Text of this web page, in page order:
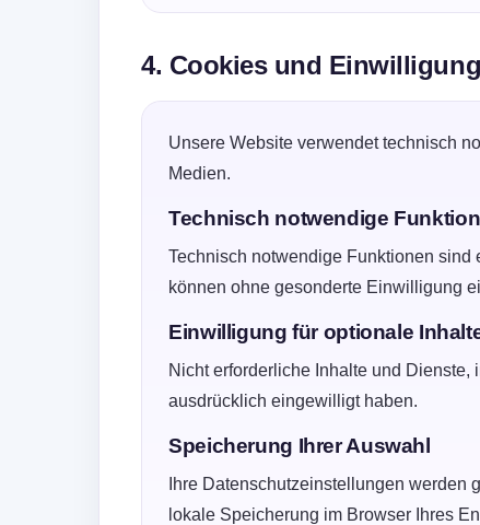
4. Cookies und
Unsere Website verwendet technisch
Medien.
Technisch notwendige
Technisch notwendige Funktionen sind
können ohne gesonderte Einwilligung
Einwilligung für optionale
Nicht erforderliche Inhalte und
ausdrücklich eingewilligt haben.
Speicherung Ihrer Auswahl
Ihre Datenschutzeinstellungen
lokale Speicherung im Browser Ihres